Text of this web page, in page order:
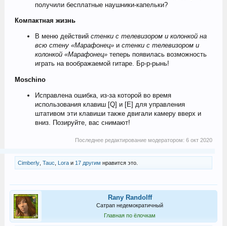
получили бесплатные наушники-капельки?
Компактная жизнь
В меню действий стенки с телевизором и колонкой на
всю стену «Марафонец»и стенки с телевизором и
колонкой «Марафонец»теперь появилась возможность
играть на воображаемой гитаре. Бр-р-рынь!
Moschino
Исправлена ошибка, из-за которой во время
использования клавиш [Q] и [E] для управления
штативом эти клавиши также двигали камеру вверх и
вниз. Позируйте, вас снимают!
Последнее редактирование модератором:6 окт 2020
Cimberly, Tauc Loraи 17 другим нравится это.
Rany Randolff
Сатрап недемократичный
Главная по ёлочкам